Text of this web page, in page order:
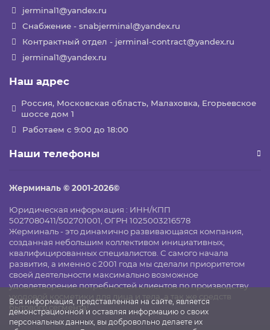
Вся информация, представленная на сайте, является
демонстрационной и оставляя информацию о своих
персональных данных, вы добровольно делаете их
jerminal1@yandex.ru
Снабжение - snabjerminal@yandex.ru
Контрактный отдел - jerminal-contract@yandex.ru
jerminal1@yandex.ru
Наш адрес
Россия, Московская область, Малаховка, Егорьевское
шоссе дом 1
Работаем с 9:00 до 18:00
Наши телефоны
Жерминаль © 2001-2026©
Юридическая информация : ИНН/КПП
5027080411/502701001, ОГРН 1025003216578
Жерминаль - это динамично развивающаяся компания,
созданная небольшим коллективом инициативных,
квалифицированных специалистов. С самого начала
развития, а именно с 2001 года мы сделали приоритетом
своей деятельности максимально возможное
удовлетворение потребностей клиентов по производству
уходовой косметики для лица и тела, а так же средств
бытового сегмента!